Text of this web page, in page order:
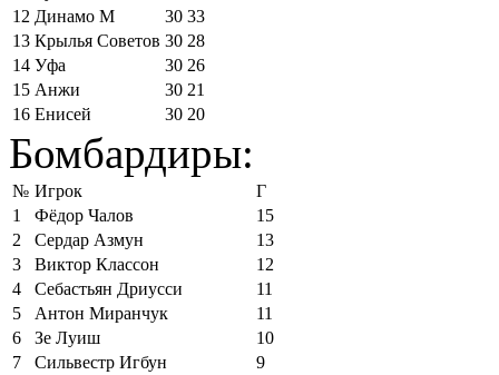
12 Динамо М 30 33
13 Крылья Советов 30 28
14 Уфа 30 26
15 Анжи 30 21
16 Енисей 30 20
Бомбардиры:
№ Игрок
Г
1
Фёдор Чалов
15
2
Сердар Азмун
13
3
Виктор Классон
12
4
Себастьян Дриусси
11
5
Антон Миранчук
11
6
Зе Луиш
10
7
Сильвестр Игбун
9